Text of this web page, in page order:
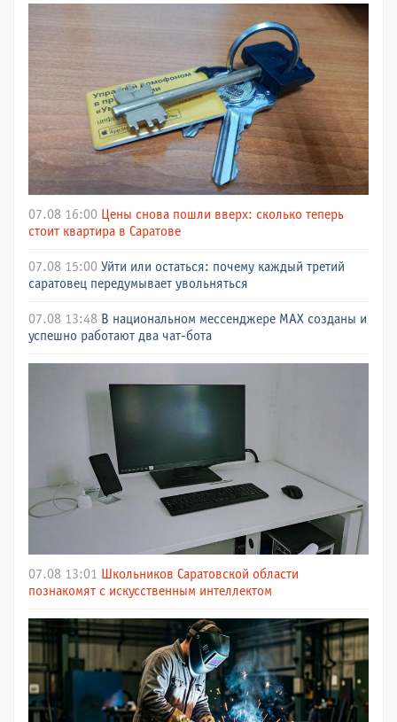
07.08 16:00 Цены снова пошли вверх: сколько теперь
стоит квартира в Саратове
07.08 15:00 Уйти или остаться: почему каждый третий
саратовец передумывает увольняться
07.08 13:48 В национальном мессенджере МАХ созданы и
успешно работают два чат-бота
07.08 13:01
Школьников Саратовской области
познакомят с искусственным интеллектом